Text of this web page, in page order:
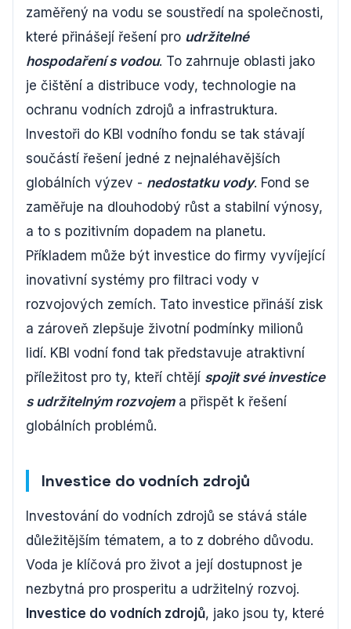
zaměřený na vodu se soustředí na společnosti,
které přinášejí řešení pro udržitelné
hospodaření s vodou. To zahrnuje oblasti jako
je čištění a distribuce vody, technologie na
ochranu vodních zdrojů a infrastruktura.
Investoři do KBI vodního fondu se tak stávají
součástí řešení jedné z nejnaléhavějších
globálních výzev - nedostatku vody. Fond se
zaměřuje na dlouhodobý růst a stabilní výnosy,
a to s pozitivním dopadem na planetu.
Příkladem může být investice do firmy vyvíjející
inovativní systémy pro filtraci vody v
rozvojových zemích. Tato investice přináší zisk
a zároveň zlepšuje životní podmínky milionů
lidí. KBI vodní fond tak představuje atraktivní
příležitost pro ty, kteří chtějí spojit své investice
s udržitelným rozvojema přispět k řešení
globálních problémů.
Investice do vodních zdrojů
Investování do vodních zdrojů se stává stále
důležitějším tématem, a to z dobrého důvodu.
Voda je klíčová pro život a její dostupnost je
nezbytná pro prosperitu a udržitelný rozvoj.
Investice do vodních zdrojů, jako jsou ty, které